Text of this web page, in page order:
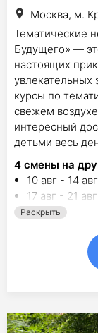
Москва, м.
Тематические
Будущего» —
настоящих
увлекательных
курсы по
свежем
интересный
детьми весь
4 смены на
10 авг - 14
17 авг - 21
26 окт - 30
Раскрыть